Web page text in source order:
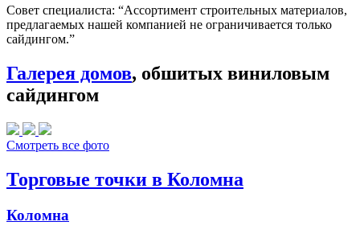
Совет специалиста: “Ассортимент строительных материалов,
предлагаемых нашей компанией не ограничивается только
сайдингом.”
Галерея домов, обшитых виниловым
сайдингом
Смотреть все фото
Торговые точки в Коломна
Коломна